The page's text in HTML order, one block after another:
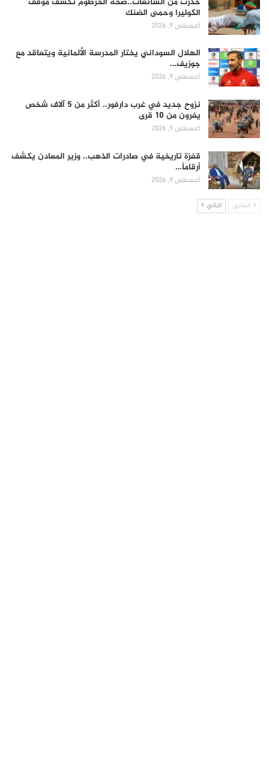
الكوليرا وحمى الضنك
أغسطس 9, 2026
الهلال السوداني يختار المدرسة الألمانية ويتعاقد مع
جوزيف…
أغسطس 9, 2026
نزوح جديد في غرب دارفور.. أكثر من 5 آلاف شخص
يفرون من 10 قرى
أغسطس 9, 2026
قفزة تاريخية في صادرات الذهب.. وزير المعادن يكشف
أرقاماً…
أغسطس 9, 2026
السابق التالي